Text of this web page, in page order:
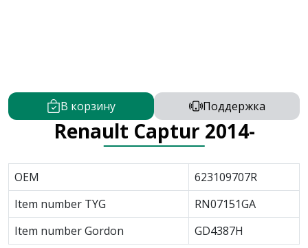
В корзину Поддержка
Renault Captur 2014-
OEM
623109707R
Item number TYG
RN07151GA
Item number Gordon
GD4387H